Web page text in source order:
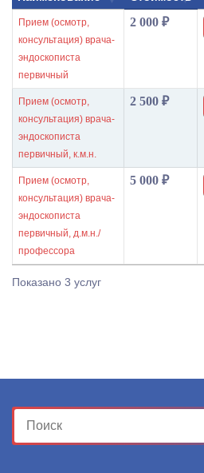
Прием (осмотр,
консультация) врача-
эндоскописта
первичный
2 000 ₽
Прием (осмотр,
консультация) врача-
эндоскописта
первичный, к.м.н.
2 500 ₽
Прием (осмотр,
консультация) врача-
эндоскописта
первичный, д.м.н./
профессора
5 000 ₽
Показано 3 услуг